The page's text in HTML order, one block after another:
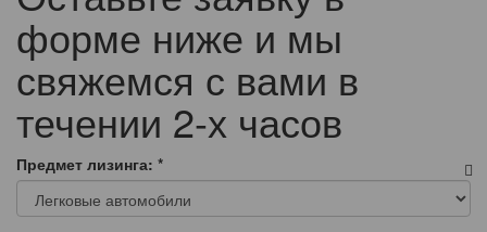
форме ниже и мы
свяжемся с вами в
течении 2-х часов
Предмет лизинга: *